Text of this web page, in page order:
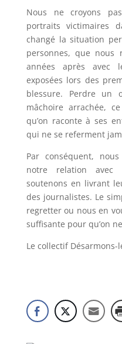
Nous ne croyons
portraits victimaires
changé la situation
personnes, que nous
années après avec
exposées lors des
blessure. Perdre
mâchoire arrachée,
qu’on raconte à ses
qui ne se referment
Par conséquent,
notre relation avec
soutenons en livrant
des journalistes. Le
regretter ou nous en
suffisante pour qu’on
Le collectif Désarmons-